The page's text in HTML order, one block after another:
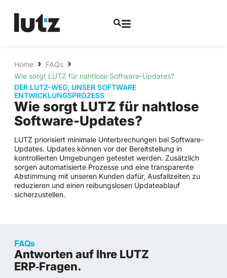
Home
FAQs
Wie sorgt LUTZ für nahtlose Software-Updates?
DER LUTZ-WEG, UNSER SOFTWARE
ENTWICKLUNGSPROZESS
Wie sorgt LUTZ für nahtlose
Software-Updates?
LUTZ priorisiert minimale Unterbrechungen bei Software-
Updates. Updates können vor der Bereitstellung in
kontrollierten Umgebungen getestet werden. Zusätzlich
sorgen automatisierte Prozesse und eine transparente
Abstimmung mit unseren Kunden dafür, Ausfallzeiten zu
reduzieren und einen reibungslosen Updateablauf
sicherzustellen.
FAQs
Antworten auf Ihre LUTZ
ERP‑Fragen.